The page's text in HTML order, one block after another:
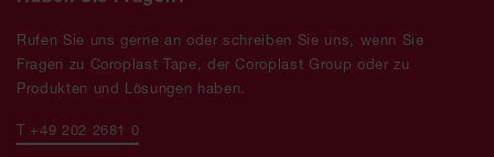
Rufen Sie uns gerne an oder schreiben Sie uns, wenn Sie
Fragen zu Coroplast Tape, der Coroplast Group oder zu
Produkten und Lösungen haben.
T +49 202 2681 0